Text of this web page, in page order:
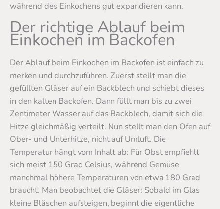
während des Einkochens gut expandieren kann.
Der richtige Ablauf beim
Einkochen im Backofen
Der Ablauf beim Einkochen im Backofen ist einfach zu
merken und durchzuführen. Zuerst stellt man die
gefüllten Gläser auf ein Backblech und schiebt dieses
in den kalten Backofen. Dann füllt man bis zu zwei
Zentimeter Wasser auf das Backblech, damit sich die
Hitze gleichmäßig verteilt. Nun stellt man den Ofen auf
Ober- und Unterhitze, nicht auf Umluft. Die
Temperatur hängt vom Inhalt ab: Für Obst empfiehlt
sich meist 150 Grad Celsius, während Gemüse
manchmal höhere Temperaturen von etwa 180 Grad
braucht. Man beobachtet die Gläser: Sobald im Glas
kleine Bläschen aufsteigen, beginnt die eigentliche